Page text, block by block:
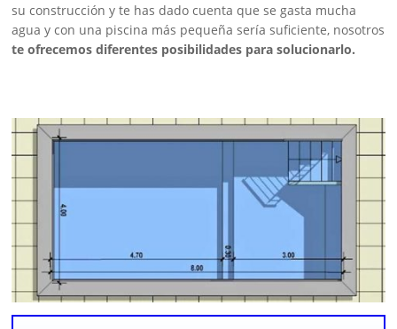
su construcción y te has dado cuenta que se gasta mucha
agua y con una piscina más pequeña sería suficiente, nosotros
te ofrecemos diferentes posibilidades para solucionarlo.